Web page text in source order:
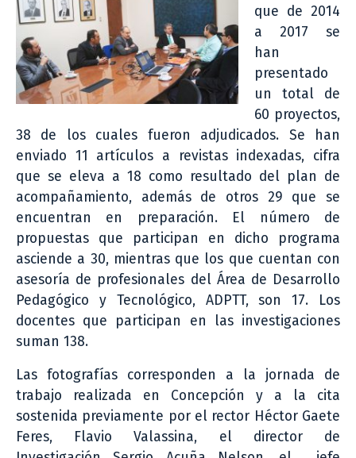
que de 2014
a 2017 se
han
presentado
un total de
60 proyectos,
38 de los cuales fueron adjudicados. Se han
enviado 11 artículos a revistas indexadas, cifra
que se eleva a 18 como resultado del plan de
acompañamiento, además de otros 29 que se
encuentran en preparación. El número de
propuestas que participan en dicho programa
asciende a 30, mientras que los que cuentan con
asesoría de profesionales del Área de Desarrollo
Pedagógico y Tecnológico, ADPTT, son 17. Los
docentes que participan en las investigaciones
suman 138.
Las fotografías corresponden a la jornada de
trabajo realizada en Concepción y a la cita
sostenida previamente por el rector Héctor Gaete
Feres, Flavio Valassina, el director de